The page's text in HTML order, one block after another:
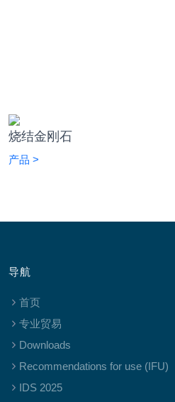
烧结金刚石
产品 >
导航
首页
专业贸易
Downloads
Recommendations for use (IFU)
IDS 2025